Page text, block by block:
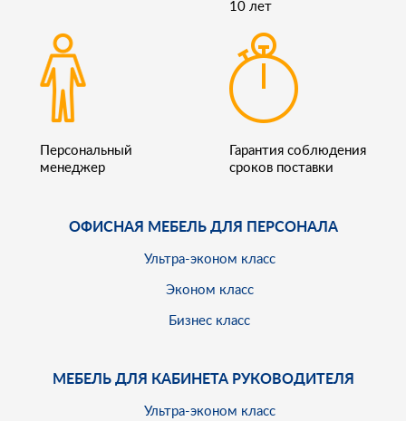
10 лет
Персональный
менеджер
Гарантия соблюдения
сроков поставки
ОФИСНАЯ МЕБЕЛЬ ДЛЯ ПЕРСОНАЛА
Ультра-эконом класс
Эконом класс
Бизнес класс
МЕБЕЛЬ ДЛЯ КАБИНЕТА РУКОВОДИТЕЛЯ
Ультра-эконом класс